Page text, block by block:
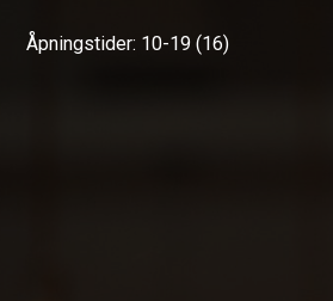
Åpningstider: 10-19 (16)